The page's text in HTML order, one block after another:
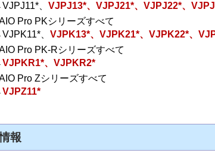
、 VJPJ13*、VJPJ21*、VJPJ22*、
Pro PKシリーズすべて
、 VJPK13*、VJPK21*、VJPK22*、
Pro PK-Rシリーズすべて
VJPKR1*、VJPKR2*
Pro Zシリーズすべて
VJPZ11*
報